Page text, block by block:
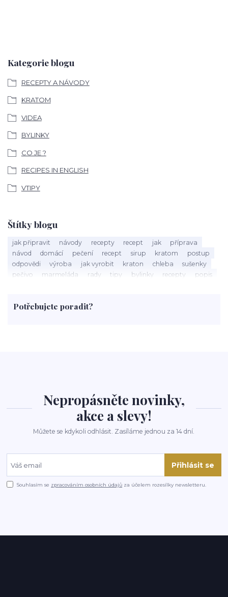
Kategorie blogu
RECEPTY A NÁVODY
KRATOM
VIDEA
BYLINKY
CO JE ?
RECIPES IN ENGLISH
VTIPY
Štítky blogu
jak připravit návody recepty recept jak
příprava
návod
domácí pečení recept sirup kratom
postup
odpovědi
výroba jak vyrobit kraton chleba
sušenky
pečivo
marmeláda rady tipy bylinky recepty
popis
rohlíky
grilování čaj
Potřebujete poradit?
Nepropásněte novinky,
akce a slevy!
Můžete se kdykoli odhlásit. Zasíláme jednou za 14 dní.
Přihlásit se
Souhlasím se zpracováním osobních údajů za účelem rozesílky newsletteru.